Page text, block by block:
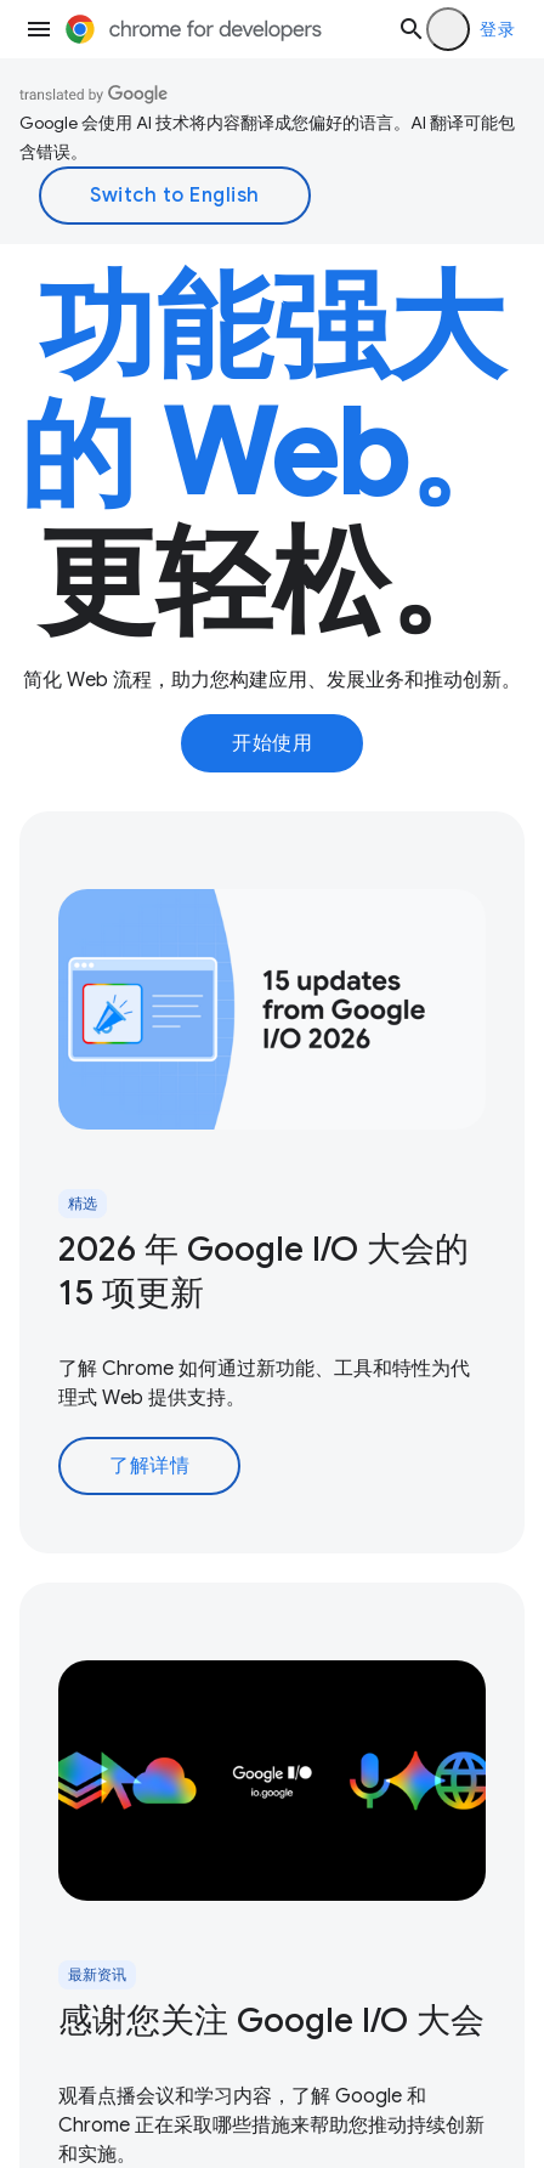
登录
Google 会使用 AI 技术将内容翻译成您偏好的语言。AI 翻译可能包
含错误。
功能强大
的 Web。
更轻松。
简化 Web 流程，助力您构建应用、发展业务和推动创新。
开始使用
精选
2026 年 Google I / O 大会的
15 项更新
了解 Chrome 如何通过新功能、工具和特性为代
理式 Web 提供支持。
了解详情
最新资讯
感谢您关注 Google I / O 大会
观看点播会议和学习内容，了解 Google 和
Chrome 正在采取哪些措施来帮助您推动持续创新
和实施。